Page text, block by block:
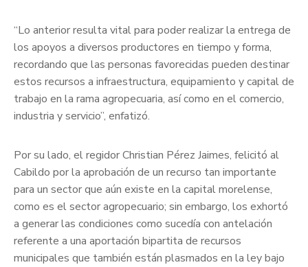
“Lo anterior resulta vital para poder realizar la entrega de
los apoyos a diversos productores en tiempo y forma,
recordando que las personas favorecidas pueden destinar
estos recursos a infraestructura, equipamiento y capital de
trabajo en la rama agropecuaria, así como en el comercio,
industria y servicio”, enfatizó.
Por su lado, el regidor Christian Pérez Jaimes, felicitó al
Cabildo por la aprobación de un recurso tan importante
para un sector que aún existe en la capital morelense,
como es el sector agropecuario; sin embargo, los exhortó
a generar las condiciones como sucedía con antelación
referente a una aportación bipartita de recursos
municipales que también están plasmados en la ley bajo